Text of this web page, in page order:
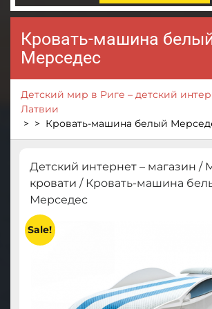
Кровать-машина
Мерседес
Детский мир в Риге – детский
Латвии
> > Кровать-машина белый
Детский интернет – магазин /
кровати / Кровать-машина
Мерседес
Sale!